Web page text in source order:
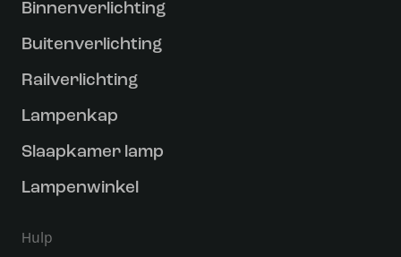
Binnenverlichting
Buitenverlichting
Railverlichting
Lampenkap
Slaapkamer lamp
Lampenwinkel
Hulp